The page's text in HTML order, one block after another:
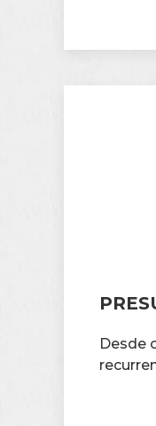
Desde